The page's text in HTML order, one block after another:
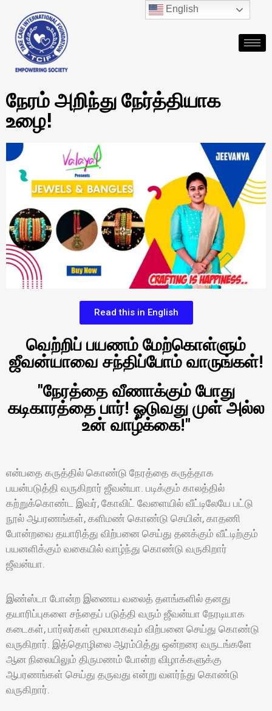
நேரம் அறிந்து நேர்த்தியாக
உழை!
Read this in English
வெற்றிப் பயணம் மேற்கொள்ளும்
ஜீவன்யாவை சந்திப்போம் வாருங்கள்!
"நேரத்தை வீணாக்கும் போது
கடிகாரத்தை பார்! ஓடுவது முள் அல்ல
உன் வாழ்க்கை!"
என்பதை கருத்தில் கொண்டு நேரத்தை கருத்தாக
பயன்படுத்தி வருகிறார் ஜீவன்யா. படிக்கும் காலத்தில்
கற்றுக்கொண்ட இவர், கோவிட் வேளையில் வீட்டிலேயே பட்டு
நூல் ஆபரணங்கள், களிமண் கொண்டு செயின், காதணி
போன்றவை தயாரித்து விற்பனை செய்து தனக்கும் வீட்டிற்கும்
பயனளிக்கும் வகையில் வாழ்ந்து கொண்டு வருகிறார்
ஜீவன்யா.
இண்ஸ்டா போன்ற இணைய வலைத் தளங்களில் தனது
தயாரிப்புகளை சந்தைப் படுத்தி வரும் ஜீவன்யா நேரடியாக
கடைகள், பார்லர்கள் மூலமாகவும் விற்பனை செய்து கொண்டு
வருகிறார். இத்தொழிலை ஆரம்பித்து ஒன்றரை வருடங்களே
ஆன நிலையிலும் திருமணம் போன்ற விழாக்களுக்கு
ஆபரணங்கள் செய்து தருவது என்று வளர்ந்து கொண்டு
வருகிறார்.
English